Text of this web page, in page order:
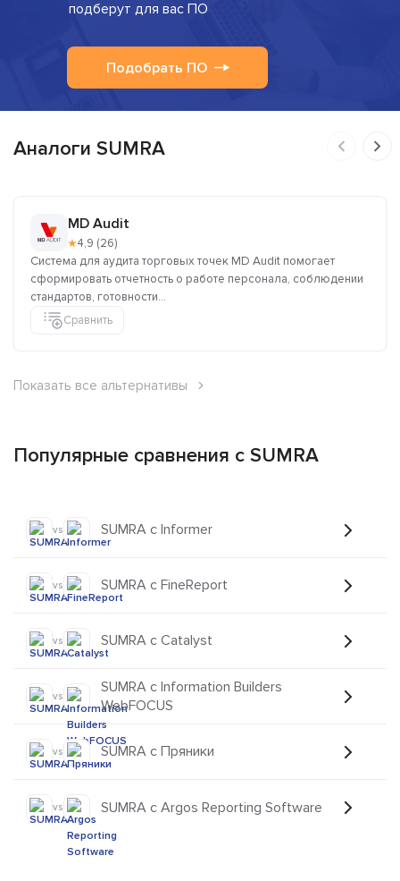
подберут для вас ПО
Подобрать ПО
Аналоги SUMRA
MD Audit
★4,9 (26)
Система для аудита торговых точек MD Audit помогает
сформировать отчетность о работе персонала, соблюдении
стандартов, готовности...
Сравнить
Показать все альтернативы
Популярные сравнения с SUMRA
vs SUMRA с Informer
vs SUMRA с FineReport
vs SUMRA с Catalyst
vs
SUMRA с Information Builders
WebFOCUS
vs SUMRA с Пряники
vs SUMRA с Argos Reporting Software